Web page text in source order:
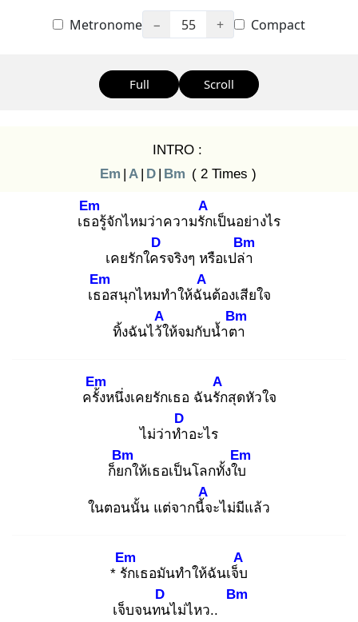
Metronome − 55 + Compact
Full Scroll
INTRO :
Em | A | D | Bm ( 2 Times )
เธอ
Em
รู้จักไหมว่าความรัก
A
เป็นอย่างไร
เคยรักใคร
D
จริงๆ หรือเปล่า
Bm
เธอ
Em
สนุกไหมทำให้ฉัน
A
ต้องเสียใจ
ทิ้งฉันไว้ใ
A
ห้จมกับน้ำตา
Bm
ครั้ง
Em
หนึ่งเคยรักเธอ ฉันรัก
A
สุดหัวใจ
ไม่ว่าทำ
D
อะไร
ก็ยก
Bm
ให้เธอเป็นโลกทั้งใบ
Em
ในตอนนั้น แต่จากนี้จ
A
ะไม่มีแล้ว
* รัก
Em
เธอมันทำให้ฉันเจ็บ
A
เจ็บจนทน
D
ไม่ไหว..
Bm